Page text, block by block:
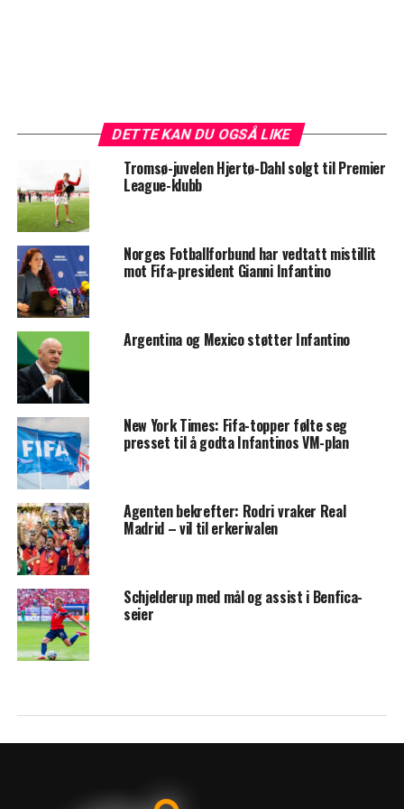
DETTE KAN DU OGSÅ LIKE
Tromsø-juvelen Hjertø-Dahl solgt til Premier
League-klubb
Norges Fotballforbund har vedtatt mistillit
mot Fifa-president Gianni Infantino
Argentina og Mexico støtter Infantino
New York Times: Fifa-topper følte seg
presset til å godta Infantinos VM-plan
Agenten bekrefter: Rodri vraker Real
Madrid – vil til erkerivalen
Schjelderup med mål og assist i Benfica-
seier